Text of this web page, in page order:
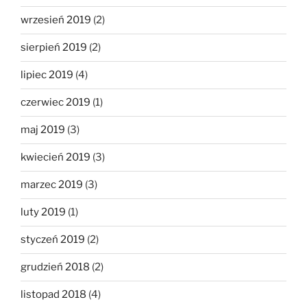
wrzesień 2019 (2)
sierpień 2019 (2)
lipiec 2019 (4)
czerwiec 2019 (1)
maj 2019 (3)
kwiecień 2019 (3)
marzec 2019 (3)
luty 2019 (1)
styczeń 2019 (2)
grudzień 2018 (2)
listopad 2018 (4)